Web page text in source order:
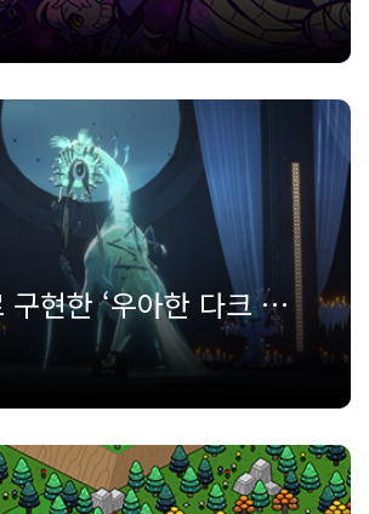
Unity 6로 구현한 ‘우아한 다크 판타지’의 세계: 엠버 앤 블레이드